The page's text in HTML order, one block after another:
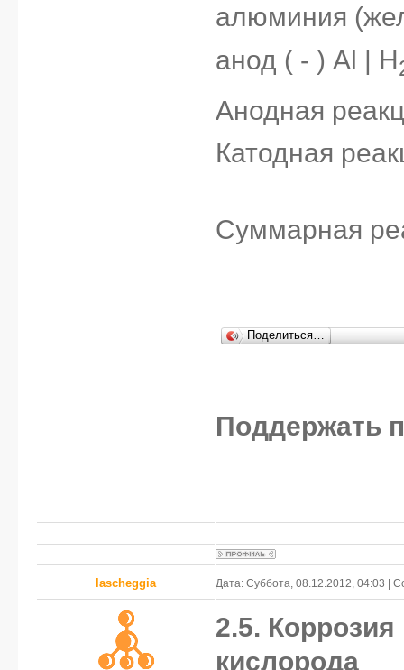
алюминия
анод ( - ) Al | H
Анодная
Катодная
Суммарная
Поделиться…
Поддержать
lascheggia Дата: Суббота, 08.12.2012, 04:03 |
2.5.
кислорода